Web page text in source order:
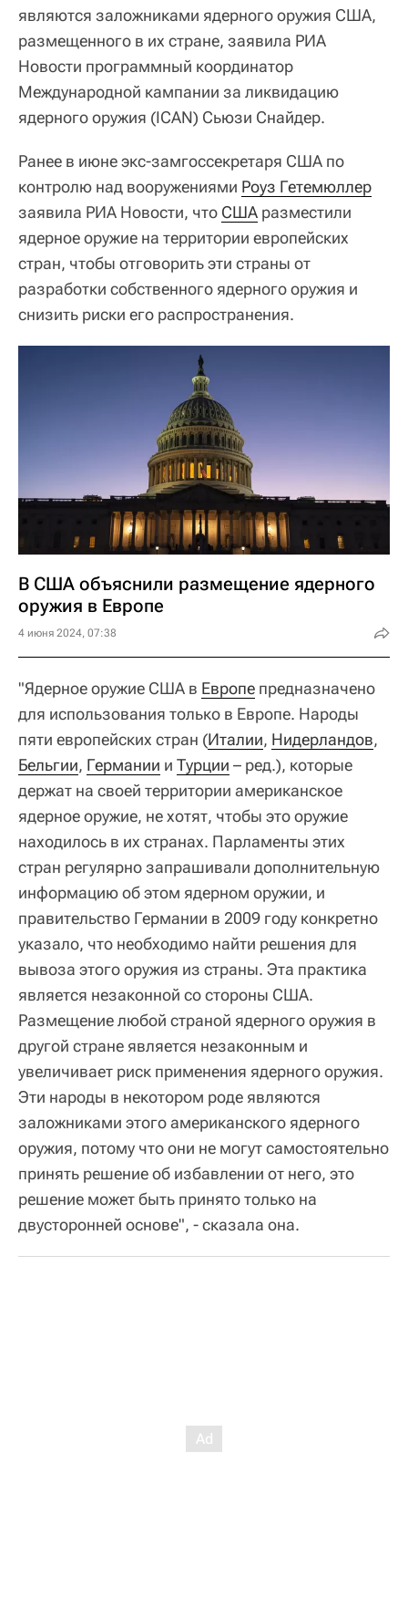
являются заложниками ядерного оружия США,
размещенного в их стране, заявила РИА
Новости программный координатор
Международной кампании за ликвидацию
ядерного оружия (ICAN) Сьюзи Снайдер.
Ранее в июне экс-замгоссекретаря США по
контролю над вооружениями Роуз Гетемюллер
заявила РИА Новости, что США разместили
ядерное оружие на территории европейских
стран, чтобы отговорить эти страны от
разработки собственного ядерного оружия и
снизить риски его распространения.
В США объяснили размещение ядерного
оружия в Европе
4 июня 2024, 07:38
"Ядерное оружие США в Европе предназначено
для использования только в Европе. Народы
пяти европейских стран (Италии, Нидерландов,
Бельгии, Германии и Турции – ред.), которые
держат на своей территории американское
ядерное оружие, не хотят, чтобы это оружие
находилось в их странах. Парламенты этих
стран регулярно запрашивали дополнительную
информацию об этом ядерном оружии, и
правительство Германии в 2009 году конкретно
указало, что необходимо найти решения для
вывоза этого оружия из страны. Эта практика
является незаконной со стороны США.
Размещение любой страной ядерного оружия в
другой стране является незаконным и
увеличивает риск применения ядерного оружия.
Эти народы в некотором роде являются
заложниками этого американского ядерного
оружия, потому что они не могут самостоятельно
принять решение об избавлении от него, это
решение может быть принято только на
двусторонней основе", - сказала она.